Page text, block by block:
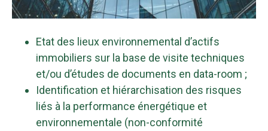
Etat des lieux environnemental d’actifs
immobiliers sur la base de visite techniques
et/ou d’études de documents en data-room ;
Identification et hiérarchisation des risques
liés à la performance énergétique et
environnementale (non-conformité